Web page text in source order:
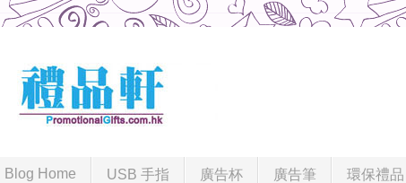
Blog Home USB 手指 廣告杯 廣告筆 環保禮品